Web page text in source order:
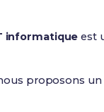
informatique est
proposons un